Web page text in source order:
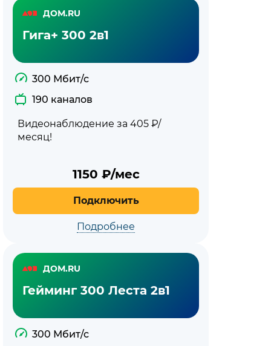
ДОМ.RU
Гига+ 300 2в1
300 Мбит/с
190 каналов
Видеонаблюдение за 405 ₽/
месяц!
1150 ₽/мес
Подключить
Подробнее
ДОМ.RU
Гейминг 300 Леста 2в1
300 Мбит/с